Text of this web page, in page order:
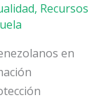
, Recursos
en